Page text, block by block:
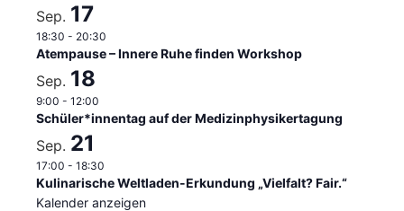
Sep. 17
18:30 - 20:30
Atempause – Innere Ruhe finden Workshop
Sep. 18
9:00 - 12:00
Schüler*innentag auf der Medizinphysikertagung
Sep. 21
17:00 - 18:30
Kulinarische Weltladen-Erkundung „Vielfalt? Fair.“
Kalender anzeigen